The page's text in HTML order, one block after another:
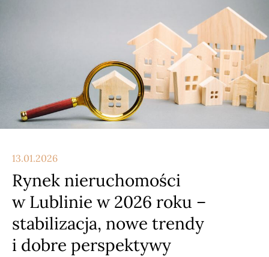
13.01.2026
Rynek nieruchomości
w Lublinie w 2026 roku –
stabilizacja, nowe trendy
i dobre perspektywy